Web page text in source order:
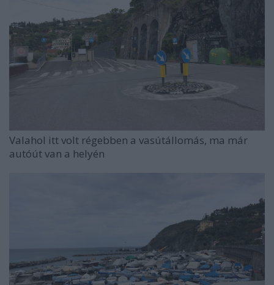
Valahol itt volt régebben a vasútállomás, ma már
autóút van a helyén